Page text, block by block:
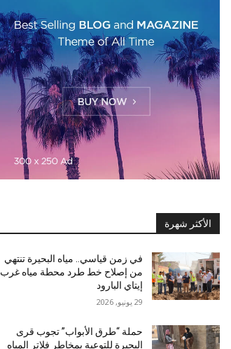
الأكثر شهرة
في زمن قياسي.. مياه البحيرة تنتهي
من إصلاح خط طرد محطة مياه غرب
إيتاي البارود
29 يونيو, 2026
حملة “طرق الأبواب” تجوب قرى
البحيرة للتوعية بمخاطر فلاتر المياه